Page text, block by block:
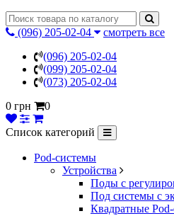
(096) 205-02-04
смотреть все
(096) 205-02-04
(099) 205-02-04
(073) 205-02-04
0 грн
0
Список категорий
Pod-системы
Устройства
Поды с
Под системы с
Квадратные